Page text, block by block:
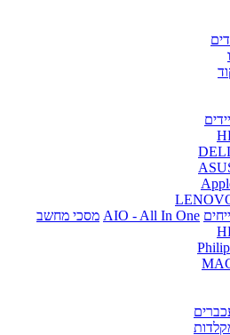
AIO - All In One מסכי מחשב